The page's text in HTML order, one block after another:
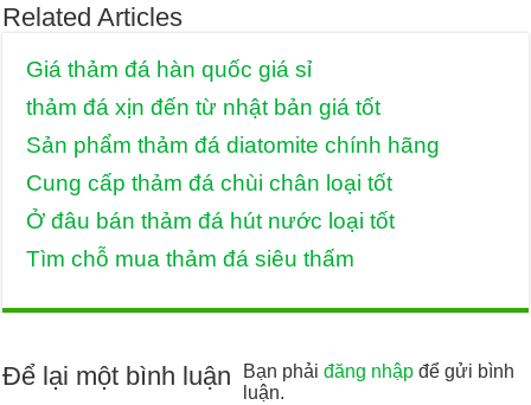
Related Articles
Giá thảm đá hàn quốc giá sỉ
thảm đá xịn đến từ nhật bản giá tốt
Sản phẩm thảm đá diatomite chính hãng
Cung cấp thảm đá chùi chân loại tốt
Ở đâu bán thảm đá hút nước loại tốt
Tìm chỗ mua thảm đá siêu thấm
Để lại một bình luận Bạn phảiđăng nhập để gửi bình
luận.